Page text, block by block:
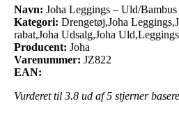
Navn: Joha Leggings – Uld/Bambus
Kategori: Drengetøj,Joha
rabat,Joha Udsalg,Joha
Producent: Joha
Varenummer: JZ822
EAN:
Vurderet til 3.8 ud af 5 stjerner